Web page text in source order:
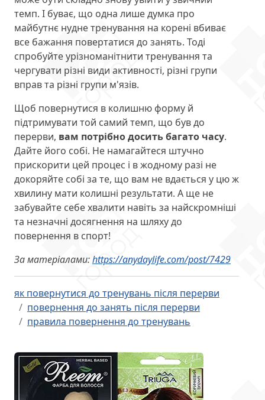
темп. І буває, що одна лише думка про
майбутнє нудне тренування на корені вбиває
все бажання повертатися до занять. Тоді
спробуйте урізноманітнити тренування та
чергувати різні види активності, різні групи
вправ та різні групи м'язів.
Щоб повернутися в колишню форму й
підтримувати той самий темп, що був до
перерви, вам потрібно досить багато часу.
Дайте його собі. Не намагайтеся штучно
прискорити цей процес і в жодному разі не
докоряйте собі за те, що вам не вдається у цю ж
хвилину мати колишні результати. А ще не
забувайте себе хвалити навіть за найскромніші
та незначні досягнення на шляху до
повернення в спорт!
За матеріалами:https://anydaylife.com/post/7429
як повернутися до тренувань після перерви
повернення до занять після перерви
правила повернення до тренувань